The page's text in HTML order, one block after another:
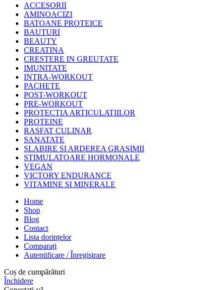
ACCESORII
AMINOACIZI
BATOANE PROTEICE
BAUTURI
BEAUTY
CREATINA
CRESTERE IN GREUTATE
IMUNITATE
INTRA-WORKOUT
PACHETE
POST-WORKOUT
PRE-WORKOUT
PROTECTIA ARTICULATIILOR
PROTEINE
RASFAT CULINAR
SANATATE
SLABIRE SI ARDEREA GRASIMII
STIMULATOARE HORMONALE
VEGAN
VICTORY ENDURANCE
VITAMINE SI MINERALE
Home
Shop
Blog
Contact
Lista dorințelor
Comparați
Autentificare / Înregistrare
Coș de cumpărături
Închidere